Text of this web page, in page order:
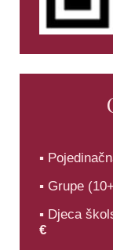
▪
▪ Grupe
▪ Djeca
€